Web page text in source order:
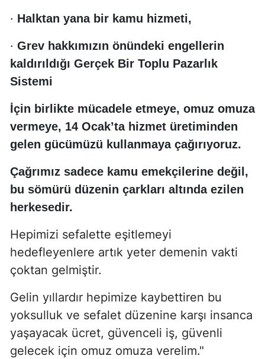
· Halktan yana bir kamu hizmeti,
· Grev hakkımızın önündeki engellerin
kaldırıldığı Gerçek Bir Toplu Pazarlık
Sistemi
İçin birlikte mücadele etmeye, omuz omuza
vermeye, 14 Ocak’ta hizmet üretiminden
gelen gücümüzü kullanmaya çağırıyoruz.
Çağrımız sadece kamu emekçilerine değil,
bu sömürü düzenin çarkları altında ezilen
herkesedir.
Hepimizi sefalette eşitlemeyi
hedefleyenlere artık yeter demenin vakti
çoktan gelmiştir.
Gelin yıllardır hepimize kaybettiren bu
yoksulluk ve sefalet düzenine karşı insanca
yaşayacak ücret, güvenceli iş, güvenli
gelecek için omuz omuza verelim."